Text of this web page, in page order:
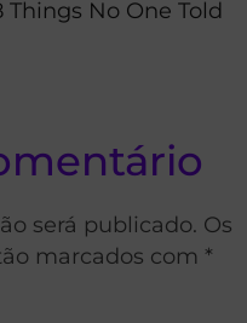
Things No One Told
será publicado. Os
marcados com *